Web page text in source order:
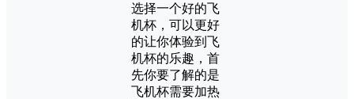
选择一个好的飞
机杯，可以更好
的让你体验到飞
机杯的乐趣，首
先你要了解的是
飞机杯需要加热